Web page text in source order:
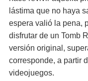
lástima que no haya
espera valió la pena,
disfrutar de un Tomb
versión original,
corresponde, a partir
videojuegos.